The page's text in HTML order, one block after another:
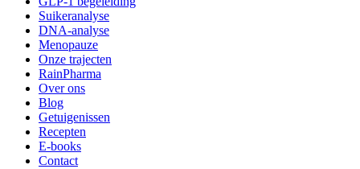
Suikeranalyse
DNA-analyse
Menopauze
Onze trajecten
RainPharma
Over ons
Blog
Getuigenissen
Recepten
E-books
Contact